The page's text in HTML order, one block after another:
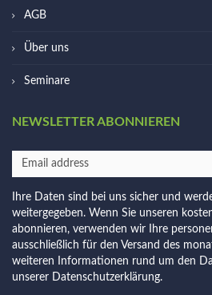
AGB
Über uns
Seminare
NEWSLETTER ABONNIEREN
Ihre Daten sind bei uns sicher und
weitergegeben. Wenn Sie unseren
abonnieren, verwenden wir Ihre
ausschließlich für den Versand des
weiteren Informationen rund um den
unserer Datenschutzerklärung.